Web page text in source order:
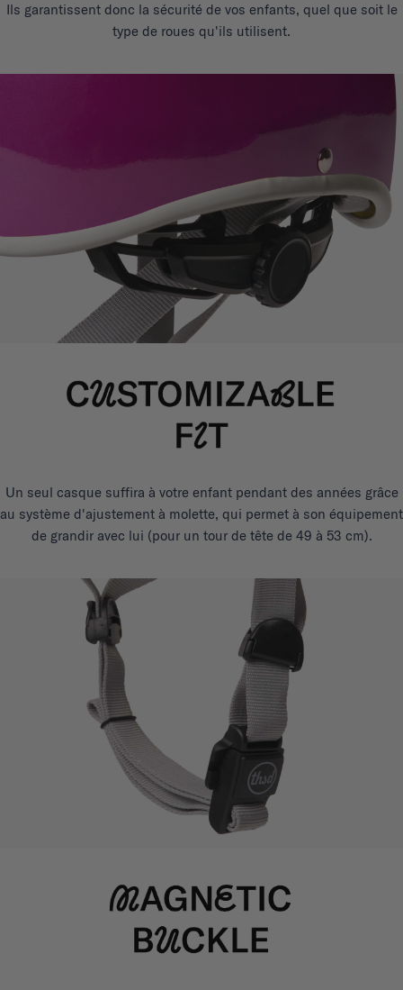
Ils garantissent donc la sécurité de vos enfants, quel que soit le
type de roues qu'ils utilisent.
Un seul casque suffira à votre enfant pendant des années grâce
au système d'ajustement à molette, qui permet à son équipement
de grandir avec lui (pour un tour de tête de 49 à 53 cm).